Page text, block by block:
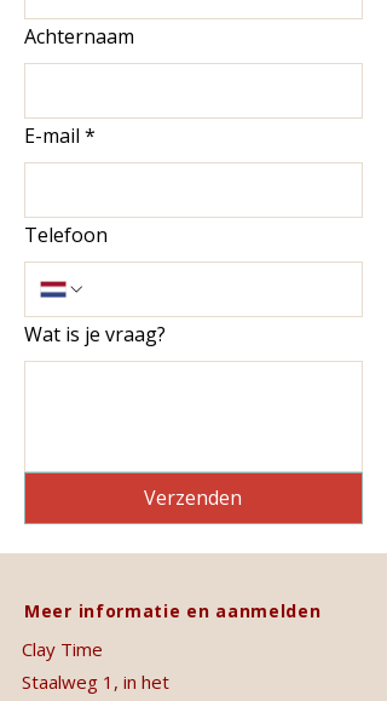
Achternaam
E-mail *
Telefoon
Wat is je vraag?
Verzenden
Meer informatie en aanmelden
Clay Time
Staalweg 1, in het